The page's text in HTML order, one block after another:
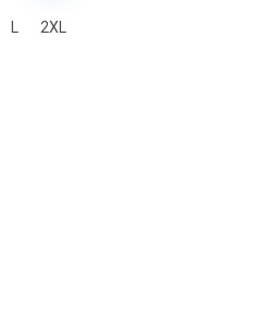
2XL